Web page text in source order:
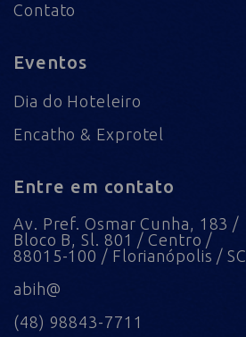
Contato
Eventos
Dia do Hoteleiro
Encatho & Exprotel
Entre em contato
Av. Pref. Osmar Cunha, 183 /
Bloco B, Sl. 801 / Centro /
88015-100 / Florianópolis / SC
abih@
(48) 98843-7711